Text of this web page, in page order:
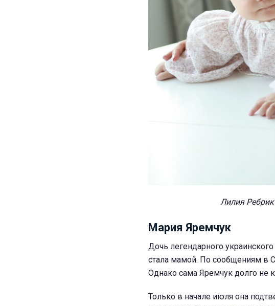
Лилия
Мария Яремчук
Дочь легендарного
стала мамой. По сообщениям в
Однако сама Яремчук долго не
Только в начале июля она